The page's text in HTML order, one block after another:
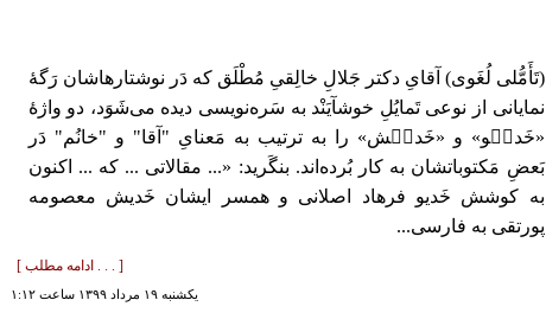
(تَأَمُّلی لُغَوی) آقایِ دکتر جَلالِ خالِقیِ مُطْلَق که دَر نوشتارهاشان رَگۀ
نمایانی از نوعی تَمایُلِ خوشآیَنْد به سَره‌نویسی دیده می‌شَوَد، دو واژۀ
«خَدیٖو» و «خَدیٖش» را به ترتیب به مَعنایِ "آقا" و "خانُم" دَر
بَعضِ مَکتوباتشان به کار بُرده‌اند. بنگَرید: «... مقالاتی ... که ... اکنون
به کوشش خَدیو فرهاد اصلانی و همسر ایشان خَدیش معصومه
پورتقی به فارسی...
[ . . . ادامه مطلب ]
يكشنبه ۱۹ مرداد ۱۳۹۹ ساعت ۱:۱۲